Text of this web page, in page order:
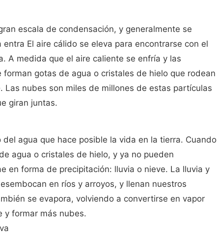
escala de condensación, y generalmente se
El aire cálido se eleva para encontrarse con el
A medida que el aire caliente se enfría y las
forman gotas de agua o cristales de hielo que rodean
Las nubes son miles de millones de estas partículas
giran juntas.
agua que hace posible la vida en la tierra. Cuando
agua o cristales de hielo, y ya no pueden
en forma de precipitación: lluvia o nieve. La lluvia y
en ríos y arroyos, y llenan nuestros
se evapora, volviendo a convertirse en vapor
y formar más nubes.